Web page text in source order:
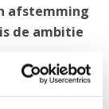
afstemming
de ambitie
wilt,